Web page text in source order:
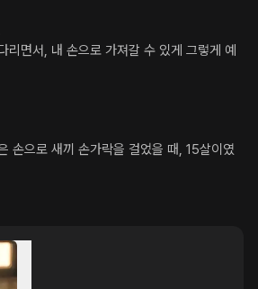
리면서, 내 손으로 가져갈 수 있게 그렇게 예
손으로 새끼 손가락을 걸었을 때, 15살이였